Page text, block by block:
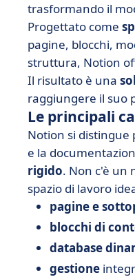
trasformando il
Progettato come
pagine, blocchi,
struttura, Notion
Il risultato è una
raggiungere il suo
Le principali
Notion si distingue
e la
rigido. Non c'è un
spazio di lavoro
pagine e
blocchi di
database
gestione